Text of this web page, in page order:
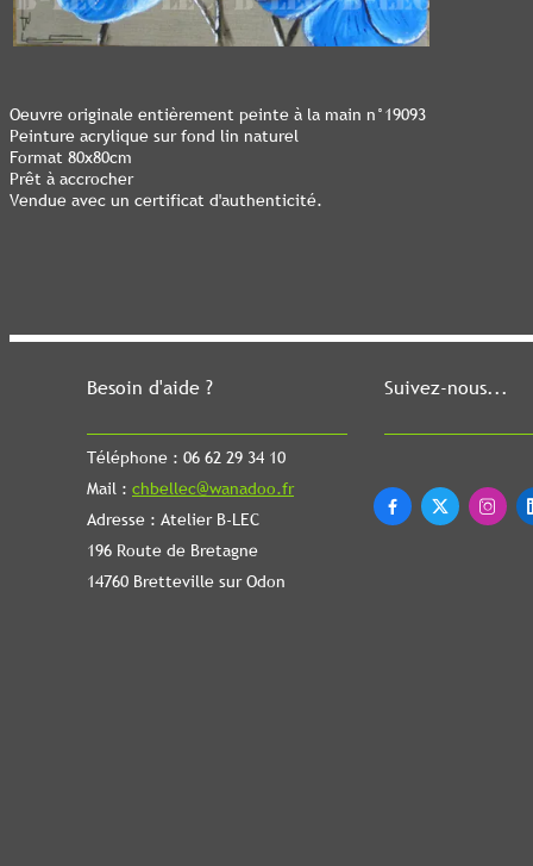
Besoin d'aide ?
Téléphone : 06 62 29 34 10
Mail : chbellec@wanadoo.fr
Adresse : Atelier B-LEC
196 Route de Bretagne
14760 Bretteville sur Odon
Suivez-nous...
  
Oeuvre originale entièrement peinte à la main n°19093
Peinture acrylique sur fond lin naturel
Format 80x80cm
Prêt à accrocher
Vendue avec un certificat d'authenticité.